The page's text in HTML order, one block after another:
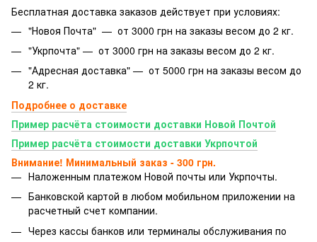
Бесплатная доставка заказов действует при условиях:
"Новоя Почта" — от 3000 грн на заказы весом до 2 кг.
"Укрпочта" — от 3000 грн на заказы весом до 2 кг.
"Адресная доставка" — от 5000 грн на заказы весом до
2 кг.
Подробнее о доставке
Пример расчёта стоимости доставки Новой Почтой
Пример расчёта стоимости доставки Укрпочтой
Внимание! Минимальный заказ - 300 грн.
Наложенным платежом Новой почты или Укрпочты.
Банковской картой в любом мобильном приложении на
расчетный счет компании.
Через кассы банков или терминалы обслуживания по